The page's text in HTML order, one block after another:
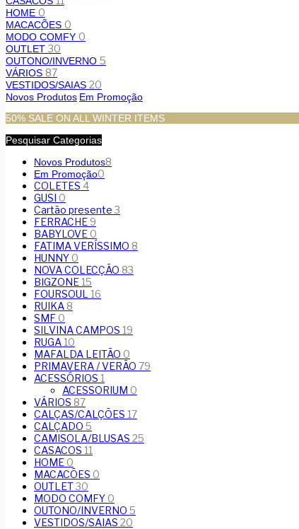
HOME 0
MACACÕES 0
MODO COMFY 0
OUTLET30
OUTONO/INVERNO 5
VÁRIOS 87
VESTIDOS/SAIAS 20
Novos Produtos Em Promoção
50% SALE ON ALL WINTER ITEMS
Pesquisar Categorias
Novos Produtos8
Em Promoção0
COLETES 4
GUSI 0
Cartão presente3
FERRACHE 9
BABYLOVE 0
FATIMA VERÍSSIMO 8
HUNNY 0
NOVA COLECÇÃO 83
BIGZONE 15
FOURSOUL 16
RUIKA 8
SMF 0
SILVINA CAMPOS 19
RUGA 10
MAFALDA LEITÃO 0
PRIMAVERA / VERÃO 79
ACESSÓRIOS 1
ACESSORIUM 0
VÁRIOS 87
CALÇAS/CALÇÕES 17
CALÇADO 5
CAMISOLA/BLUSAS 25
CASACOS 11
HOME 0
MACACÕES 0
OUTLET30
MODO COMFY 0
OUTONO/INVERNO 5
VESTIDOS/SAIAS 20